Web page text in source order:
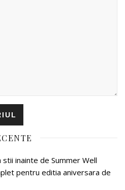
inainte de Summer Well
pentru editia aniversara de